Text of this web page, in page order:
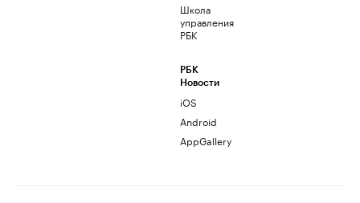
Школа
управления
РБК
РБК
Новости
iOS
Android
AppGallery